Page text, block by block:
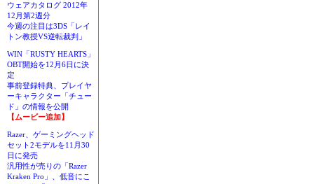
ウェアカタログ 2012年
12月第2週分
今週の注目は3DS「レイ
トン教授VS逆転裁判」
WIN「RUSTY HEARTS」
OBT開始を12月6日に決
定
事前登録特典、プレイヤ
ーキャラクター「チュー
ド」の情報を公開
【ムービー追加】
Razer、ゲーミングヘッド
セット2モデルを11月30
日に発売
汎用性が売りの「Razer
Kraken Pro」、低音にこ